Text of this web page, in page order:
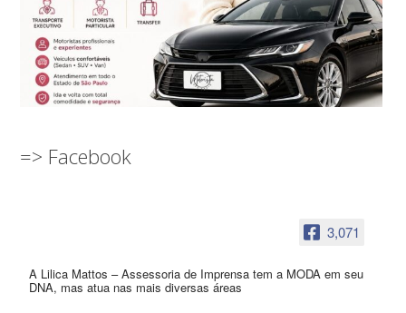
=> Facebook
3,071
A Lilica Mattos – Assessoria de Imprensa tem a MODA em seu
DNA, mas atua nas mais diversas áreas